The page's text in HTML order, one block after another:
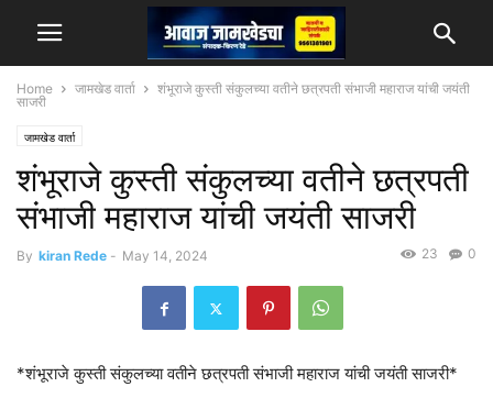
Home जामखेड वार्ता
शंभूराजे कुस्ती संकुलच्या वतीने छत्रपती संभाजी महाराज यांची जयंती
साजरी
जामखेड वार्ता
शंभूराजे कुस्ती संकुलच्या वतीने छत्रपती
संभाजी महाराज यांची जयंती साजरी
By kiran Rede - May 14, 2024 0
23
*शंभूराजे कुस्ती संकुलच्या वतीने छत्रपती संभाजी महाराज यांची जयंती साजरी*